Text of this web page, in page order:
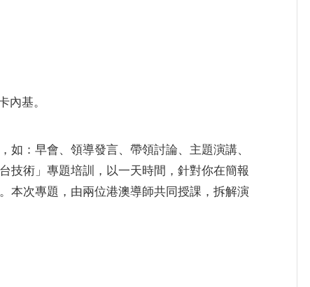
內基。
：早會、領導發言、帶領討論、主題演講、
技術」專題培訓，以一天時間，針對你在簡報
本次專題，由兩位港澳導師共同授課，拆解演